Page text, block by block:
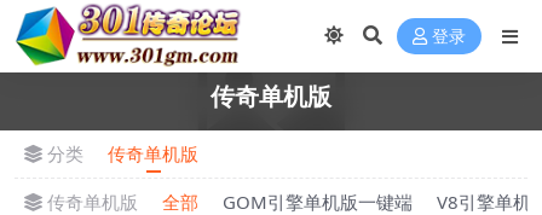
登录
传奇单机版
分类
传奇单机版
传奇单机版
全部 GOM引擎单机版一键端
V8引擎单机